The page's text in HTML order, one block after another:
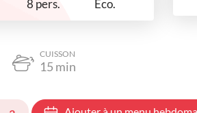
8 pers. Eco.
CUISSON
15 min